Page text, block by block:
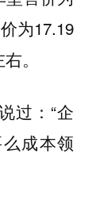
为17.19
。
过：“企
成本领